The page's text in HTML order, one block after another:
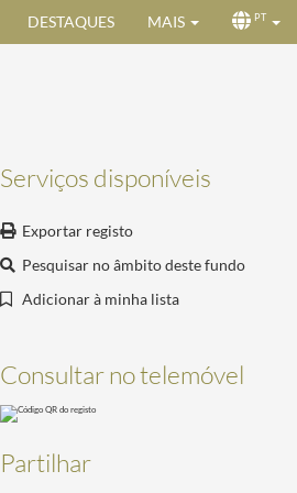
DESTAQUES MAIS PT
Serviços disponíveis
Exportar registo
Pesquisar no âmbito deste fundo
Adicionar à minha lista
Consultar no telemóvel
Partilhar